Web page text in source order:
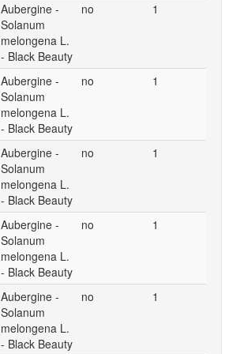
Aubergine -
Solanum
melongena L.
- Black Beauty
no 1
Aubergine -
Solanum
melongena L.
- Black Beauty
no 1
Aubergine -
Solanum
melongena L.
- Black Beauty
no 1
Aubergine -
Solanum
melongena L.
- Black Beauty
no 1
Aubergine -
Solanum
melongena L.
- Black Beauty
no 1